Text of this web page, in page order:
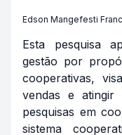
Edson Mangefesti
Esta pesquisa
gestão por
cooperativas,
vendas e atingir
pesquisas em
sistema